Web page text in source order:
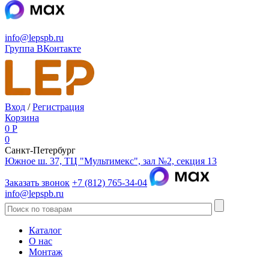
info@lepspb.ru
Группа ВКонтакте
Вход /Регистрация
Корзина
0 Р
0
Санкт-Петербург
Южное ш. 37, ТЦ "Мультимекс", зал №2, секция 13
Заказать звонок +7 (812) 765-34-04
info@lepspb.ru
Каталог
О нас
Монтаж